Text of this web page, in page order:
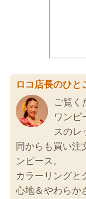
ロコ店長のひと
ご覧く
ワンピ
スのレ
同からも買い注
ンピース。
カラーリングと
心地＆やわらか